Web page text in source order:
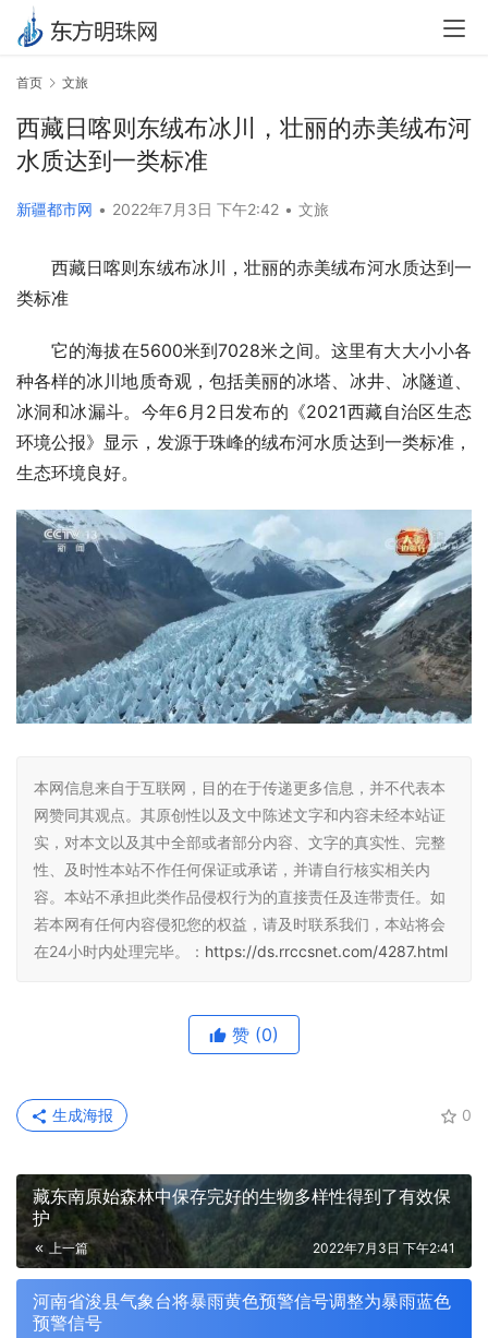
首页 文旅
西藏日喀则东绒布冰川，壮丽的赤美绒布河
水质达到一类标准
新疆都市网 • 2022年7月3日 下午2:42 • 文旅
西藏日喀则东绒布冰川，壮丽的赤美绒布河水质达到一
类标准
它的海拔在5600米到7028米之间。这里有大大小小各
种各样的冰川地质奇观，包括美丽的冰塔、冰井、冰隧道、
冰洞和冰漏斗。今年6月2日发布的《2021西藏自治区生态
环境公报》显示，发源于珠峰的绒布河水质达到一类标准，
生态环境良好。
本网信息来自于互联网，目的在于传递更多信息，并不代表本
网赞同其观点。其原创性以及文中陈述文字和内容未经本站证
实，对本文以及其中全部或者部分内容、文字的真实性、完整
性、及时性本站不作任何保证或承诺，并请自行核实相关内
容。本站不承担此类作品侵权行为的直接责任及连带责任。如
若本网有任何内容侵犯您的权益，请及时联系我们，本站将会
在24小时内处理完毕。： https://ds.rrccsnet.com/4287.html
赞 (0)
0
生成海报
藏东南原始森林中保存完好的生物多样性得到了有效保
护
上一篇 2022年7月3日 下午2:41
河南省浚县气象台将暴雨黄色预警信号调整为暴雨蓝色
预警信号